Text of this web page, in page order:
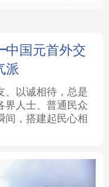
银龄 溯源中国
能源
尚 悦读
国元首外交
派
、以诚相待，总是
界人士、普通民众
间，搭建起民心相